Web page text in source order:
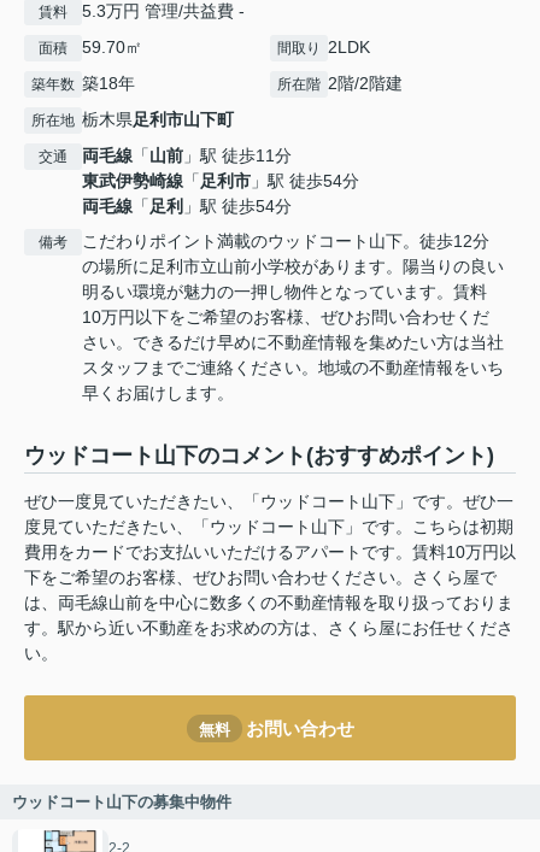
賃料 5.3万円 管理/共益費 -
面積 59.70㎡ 間取り 2LDK
築年数 築18年 所在階 2階/2階建
所在地 栃木県足利市山下町
交通 両毛線 「山前 」駅 徒歩11分
東武伊勢崎線 「足利市 」駅 徒歩54分
両毛線 「足利 」駅 徒歩54分
備考
こだわりポイント満載のウッドコート山下。徒歩12分
の場所に足利市立山前小学校があります。陽当りの良い
明るい環境が魅力の一押し物件となっています。賃料
10万円以下をご希望のお客様、ぜひお問い合わせくだ
さい。できるだけ早めに不動産情報を集めたい方は当社
スタッフまでご連絡ください。地域の不動産情報をいち
早くお届けします。
ウッドコート山下のコメント(おすすめポイント)
ぜひ一度見ていただきたい、「ウッドコート山下」です。ぜひ一
度見ていただきたい、「ウッドコート山下」です。こちらは初期
費用をカードでお支払いいただけるアパートです。賃料10万円以
下をご希望のお客様、ぜひお問い合わせください。さくら屋で
は、両毛線山前を中心に数多くの不動産情報を取り扱っておりま
す。駅から近い不動産をお求めの方は、さくら屋にお任せくださ
い。
無料 お問い合わせ
ウッドコート山下の募集中物件
2-2